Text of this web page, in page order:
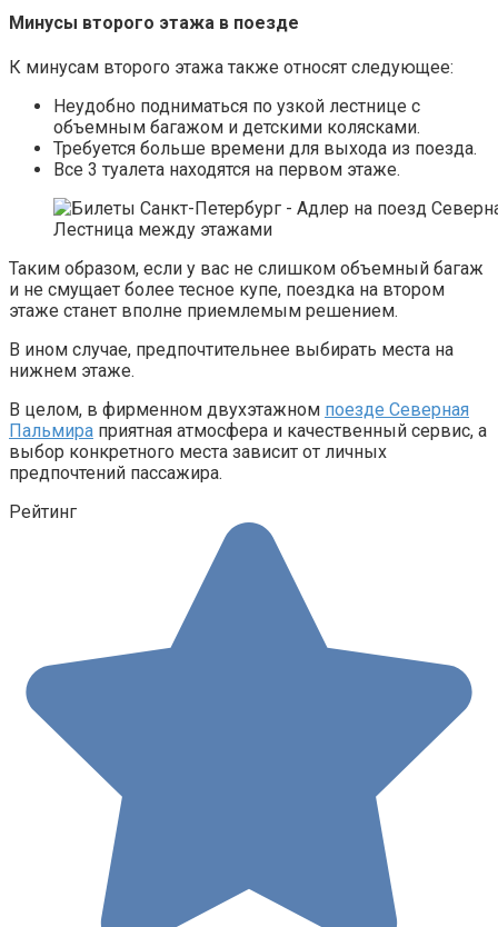
Минусы второго этажа в поезде
К минусам второго этажа также относят следующее:
Неудобно подниматься по узкой лестнице с
объемным багажом и детскими колясками.
Требуется больше времени для выхода из поезда.
Все 3 туалета находятся на первом этаже.
Лестница между этажами
Таким образом, если у вас не слишком объемный багаж
и не смущает более тесное купе, поездка на втором
этаже станет вполне приемлемым решением.
В ином случае, предпочтительнее выбирать места на
нижнем этаже.
В целом, в фирменном двухэтажном поезде Северная
Пальмира приятная атмосфера и качественный сервис, а
выбор конкретного места зависит от личных
предпочтений пассажира.
Рейтинг